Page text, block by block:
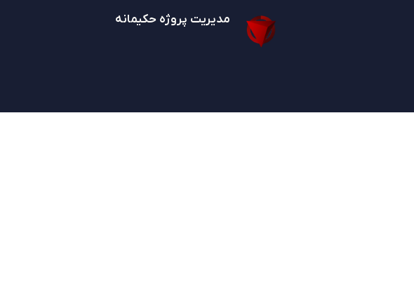
مدیریت پروژه حکیمانه